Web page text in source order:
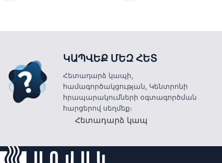
ԿԱՊՎԵՔ ՄԵԶ ՀԵՏ
Հետադարձ կապի,
համագործակցության, Կենտրոնի
հրապարակումների օգտագործման
հարցերով սեղմեք։
Հետադարձ կապ